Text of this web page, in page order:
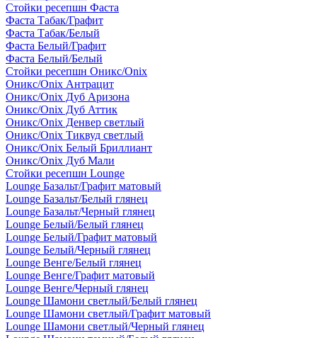
Стойки ресепшн Фаста
Фаста Табак/Графит
Фаста Табак/Белый
Фаста Белый/Графит
Фаста Белый/Белый
Стойки ресепшн Оникс/Onix
Оникс/Onix Антрацит
Оникс/Onix Дуб Аризона
Оникс/Onix Дуб Аттик
Оникс/Onix Денвер светлый
Оникс/Onix Тиквуд светлый
Оникс/Onix Белый Бриллиант
Оникс/Onix Дуб Мали
Стойки ресепшн Lounge
Lounge Базальт/Графит матовый
Lounge Базальт/Белый глянец
Lounge Базальт/Черный глянец
Lounge Белый/Белый глянец
Lounge Белый/Графит матовый
Lounge Белый/Черный глянец
Lounge Венге/Белый глянец
Lounge Венге/Графит матовый
Lounge Венге/Черный глянец
Lounge Шамони светлый/Белый глянец
Lounge Шамони светлый/Графит матовый
Lounge Шамони светлый/Черный глянец